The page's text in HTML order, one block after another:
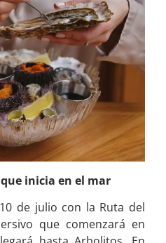
inicia en el mar
de julio con la Ruta del
que comenzará en